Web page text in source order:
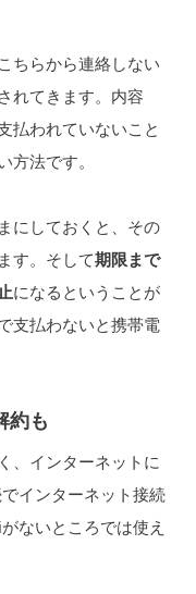
ちらから連絡しない
れてきます。内容
払われていないこと
法です。
にしておくと、その
す。そして期限まで
になるということが
支払わないと携帯電
約も
、インターネットに
インターネット接続
ないところでは使え